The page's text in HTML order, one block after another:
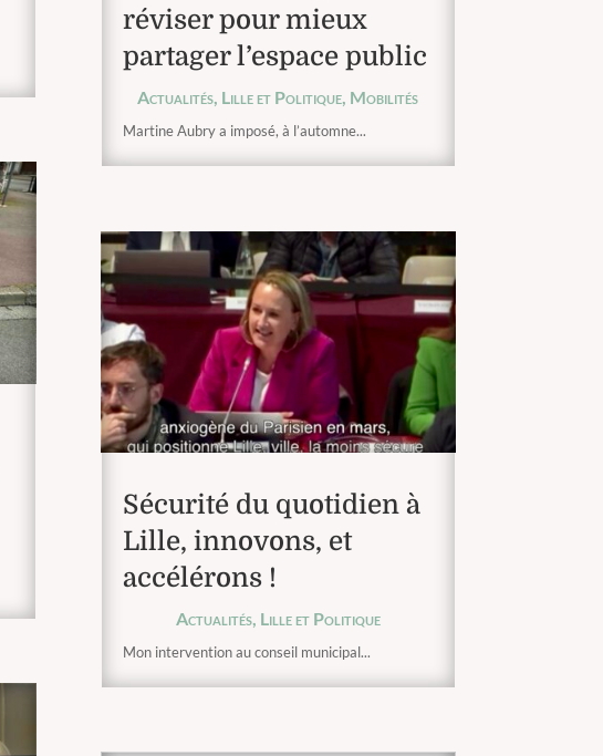
réviser pour mieux
partager l’espace public
Actualités, Lille et Politique, Mobilités
Martine Aubry a imposé, à l’automne...
Sécurité du quotidien à
Lille, innovons, et
accélérons !
Actualités, Lille et Politique
Mon intervention au conseil municipal...